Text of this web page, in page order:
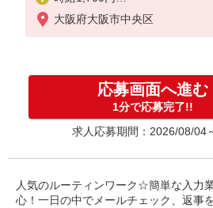
※当社規定あり
大阪府大阪市中央区
応募画面へ進む
1分で応募完了!!
求人応募期間：2026/08/04
人気のルーティンワーク☆簡単な入力
心！一日の中でメールチェック、返事